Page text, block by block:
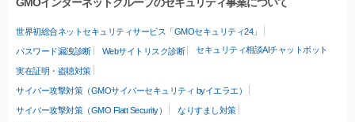
世界初総合ネットセキュリティサービス「GMOセキュリティ24」
パスワード漏洩診断 Webサイトリスク診断 セキュリティ相談AIチャットボット
実在証明・盗聴対策
サイバー攻撃対策（GMOサイバーセキュリティ byイエラエ）
サイバー攻撃対策（GMO Flatt Security）
なりすまし対策